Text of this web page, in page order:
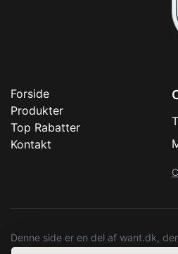
Forside
Produkter
Top Rabatter
Kontakt
Denne side er en del af want.dk,